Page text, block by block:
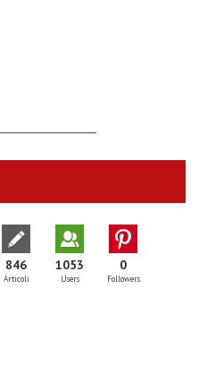
846
Articoli
1053
Users
0
Followers